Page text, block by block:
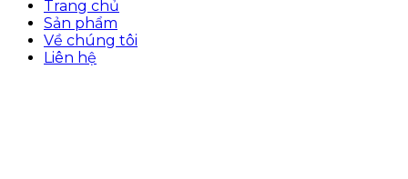
Trang chủ
Sản phẩm
Về chúng tôi
Liên hệ